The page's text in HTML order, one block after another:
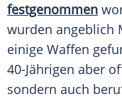
festgenommen
wurden angeblich
einige Waffen
40-Jährigen aber
sondern auch